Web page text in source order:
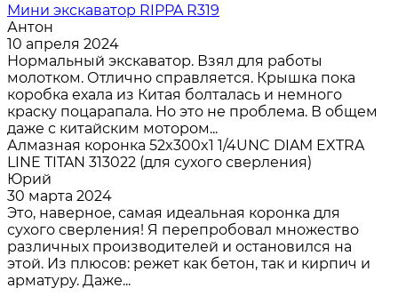
Мини экскаватор RIPPA R319
Антон
10 апреля 2024
Нормальный экскаватор. Взял для работы
молотком. Отлично справляется. Крышка пока
коробка ехала из Китая болталась и немного
краску поцарапала. Но это не проблема. В общем
даже с китайским мотором...
Алмазная коронка 52x300x1 1/4UNC DIAM EXTRA
LINE TITAN 313022 (для сухого сверления)
Юрий
30 марта 2024
Это, наверное, самая идеальная коронка для
сухого сверления! Я перепробовал множество
различных производителей и остановился на
этой. Из плюсов: режет как бетон, так и кирпич и
арматуру. Даже...